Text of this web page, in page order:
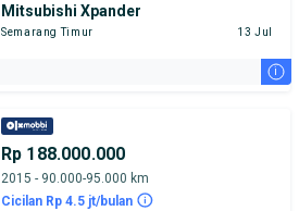
Mitsubishi Xpander
Semarang Timur 13 Jul
i
Rp 188.000.000
2015 - 90.000-95.000 km
Cicilan Rp 4.5 jt/bulan